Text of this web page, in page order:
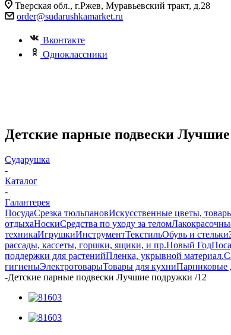
Тверская обл., г.Ржев, Муравьевский тракт, д.28
order@sudarushkamarket.ru
Вконтакте
Одноклассники
Детские парные подвески
Сударушка
-
Каталог
-
Галантерея
ПосудаСрезка тюльпановИскусственные цветы,
отдыхаНоскиСредства по уходу за телом
техникаИгрушкиИнструментТекстильОбувь и стельки
рассады, кассеты, горшки, ящики, и пр.Новый Год
поддержки для растенийПленка, укрывной материал.
гигиеныЭлектротоварыТовары для кухниПарниковые
-Детские парные подвески Лучшие подружки /12